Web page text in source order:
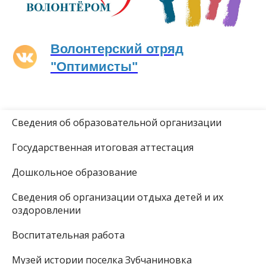
Волонтерский отряд
"Оптимисты"
Сведения об образовательной организации
Государственная итоговая аттестация
Дошкольное образование
Сведения об организации отдыха детей и их
оздоровлении
Воспитательная работа
Музей истории поселка Зубчаниновка